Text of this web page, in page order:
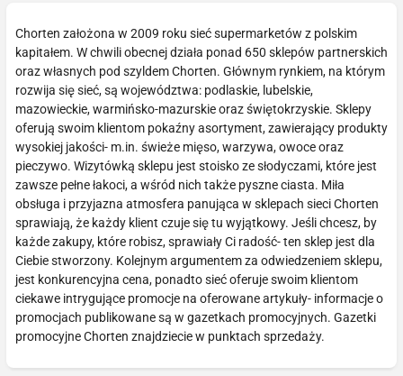
Chorten założona w 2009 roku sieć supermarketów z polskim
kapitałem. W chwili obecnej działa ponad 650 sklepów partnerskich
oraz własnych pod szyldem Chorten. Głównym rynkiem, na którym
rozwija się sieć, są województwa: podlaskie, lubelskie,
mazowieckie, warmińsko-mazurskie oraz świętokrzyskie. Sklepy
oferują swoim klientom pokaźny asortyment, zawierający produkty
wysokiej jakości- m.in. świeże mięso, warzywa, owoce oraz
pieczywo. Wizytówką sklepu jest stoisko ze słodyczami, które jest
zawsze pełne łakoci, a wśród nich także pyszne ciasta. Miła
obsługa i przyjazna atmosfera panująca w sklepach sieci Chorten
sprawiają, że każdy klient czuje się tu wyjątkowy. Jeśli chcesz, by
każde zakupy, które robisz, sprawiały Ci radość- ten sklep jest dla
Ciebie stworzony. Kolejnym argumentem za odwiedzeniem sklepu,
jest konkurencyjna cena, ponadto sieć oferuje swoim klientom
ciekawe intrygujące promocje na oferowane artykuły- informacje o
promocjach publikowane są w gazetkach promocyjnych. Gazetki
promocyjne Chorten znajdziecie w punktach sprzedaży.